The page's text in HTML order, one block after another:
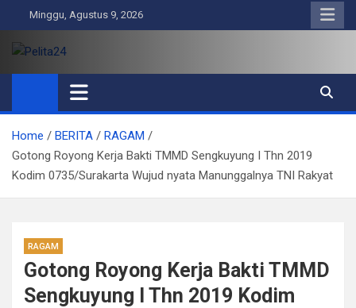
to
content
Minggu, Agustus 9, 2026
Pelita24
Aktual, Mendalam dan Terpercaya
Home BERITA
RAGAM
Gotong Royong Kerja Bakti TMMD Sengkuyung I Thn 2019
Kodim 0735/Surakarta Wujud nyata Manunggalnya TNI Rakyat
RAGAM
Gotong Royong Kerja Bakti TMMD
Sengkuyung I Thn 2019 Kodim